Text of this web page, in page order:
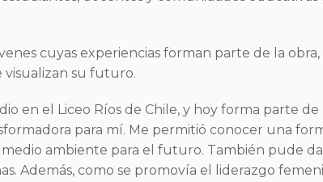
cuyas experiencias forman parte de la
visualizan su futuro.
en el Liceo Ríos de Chile, y hoy forma parte de
para mí. Me permitió conocer una
ambiente para el futuro. También pude
Además, como se promovía el liderazgo